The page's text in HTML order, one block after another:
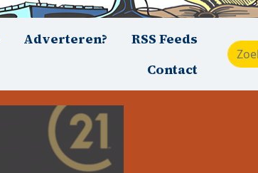
Adverteren?
RSS Feeds
Contact